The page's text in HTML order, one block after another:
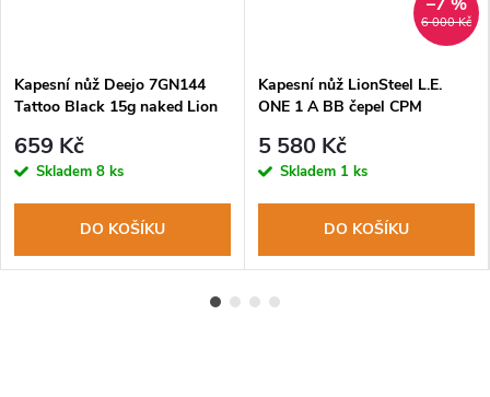
Kapesní nůž Deejo 7GN144
Tattoo Black 15g naked Lion
659 Kč
Skladem 8 ks
DO KOŠÍKU
6 000 Kč
Kapesní nůž LionSteel L.E.
ONE 1 A BB čepel CPM
hliník
5 580 Kč
Skladem 1 ks
DO KOŠÍKU